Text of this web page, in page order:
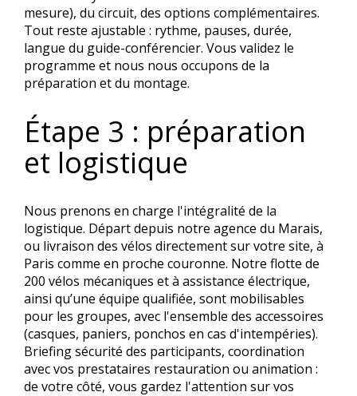
mesure), du circuit, des options complémentaires.
Tout reste ajustable : rythme, pauses, durée,
langue du guide-conférencier. Vous validez le
programme et nous nous occupons de la
préparation et du montage.
Étape 3 : préparation
et logistique
Nous prenons en charge l'intégralité de la
logistique. Départ depuis notre agence du Marais,
ou livraison des vélos directement sur votre site, à
Paris comme en proche couronne. Notre flotte de
200 vélos mécaniques et à assistance électrique,
ainsi qu’une équipe qualifiée, sont mobilisables
pour les groupes, avec l'ensemble des accessoires
(casques, paniers, ponchos en cas d'intempéries).
Briefing sécurité des participants, coordination
avec vos prestataires restauration ou animation :
de votre côté, vous gardez l'attention sur vos